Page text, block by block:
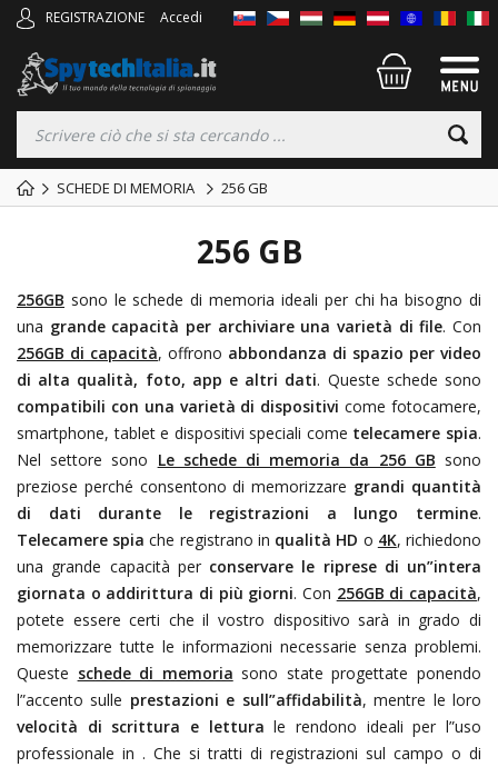
REGISTRAZIONE Accedi
SCHEDE DI MEMORIA 256 GB
256 GB
256GB sono le schede di memoria ideali per chi ha bisogno di
una grande capacità per archiviare una varietà di file. Con
256GB di capacità, offrono abbondanza di spazio per video
di alta qualità, foto, app e altri dati. Queste schede sono
compatibili con una varietà di dispositivi come fotocamere,
smartphone, tablet e dispositivi speciali come telecamere spia.
Nel settore sono Le schede di memoria da 256 GB sono
preziose perché consentono di memorizzare grandi quantità
di dati durante le registrazioni a lungo termine.
Telecamere spia che registrano in qualità HD o 4K, richiedono
una grande capacità per conservare le riprese di un”intera
giornata o addirittura di più giorni. Con 256GB di capacità,
potete essere certi che il vostro dispositivo sarà in grado di
memorizzare tutte le informazioni necessarie senza problemi.
Queste schede di memoria sono state progettate ponendo
l”accento sulle prestazioni e sull”affidabilità, mentre le loro
velocità di scrittura e lettura le rendono ideali per l”uso
professionale in . Che si tratti di registrazioni sul campo o di